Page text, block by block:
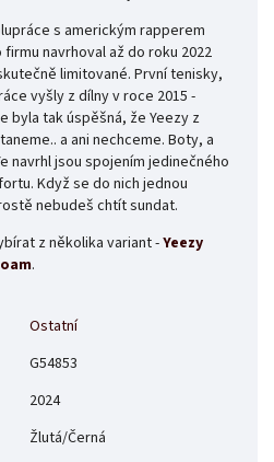
s americkým rapperem
navrhoval až do roku 2022
limitované. První tenisky,
vyšly z dílny v roce 2015 -
byla tak úspěšná, že Yeezy z
a ani nechceme. Boty, a
navrhl jsou spojením jedinečného
Když se do nich jednou
nebudeš chtít sundat.
z několika variant -Yeezy
.
Ostatní
G54853
2024
Žlutá/Černá